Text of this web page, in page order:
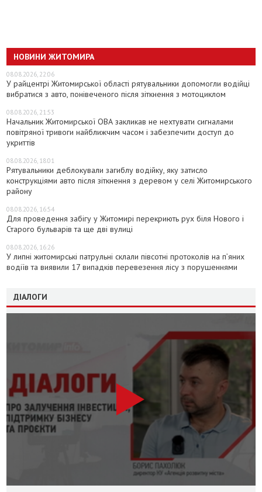
НОВИНИ ЖИТОМИРА
08.08.2026, 22:06
У райцентрі Житомирської області рятувальники допомогли водійці
вибратися з авто, понівеченого після зіткнення з мотоциклом
08.08.2026, 21:53
Начальник Житомирської ОВА закликав не нехтувати сигналами
повітряної тривоги найближчим часом і забезпечити доступ до
укриттів
08.08.2026, 18:01
Рятувальники деблокували загиблу водійку, яку затисло
конструкціями авто після зіткнення з деревом у селі Житомирського
району
08.08.2026, 16:54
Для проведення забігу у Житомирі перекриють рух біля Нового і
Старого бульварів та ще дві вулиці
08.08.2026, 16:26
У липні житомирські патрульні склали півсотні протоколів на пʼяних
водіїв та виявили 17 випадків перевезення лісу з порушеннями
ДІАЛОГИ